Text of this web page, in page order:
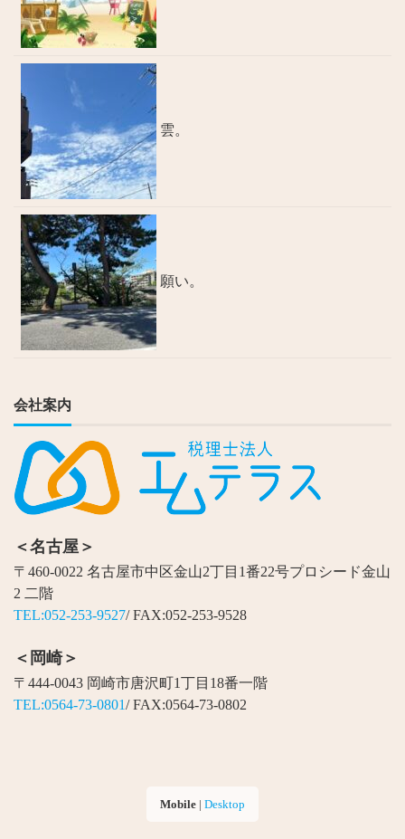
雲。
願い。
会社案内
＜名古屋＞
〒460-0022 名古屋市中区金山2丁目1番22号プロシード金山
2 二階
TEL:052-253-9527/ FAX:052-253-9528
＜岡崎＞
〒444-0043 岡崎市唐沢町1丁目18番一階
TEL:0564-73-0801/ FAX:0564-73-0802
Mobile | Desktop